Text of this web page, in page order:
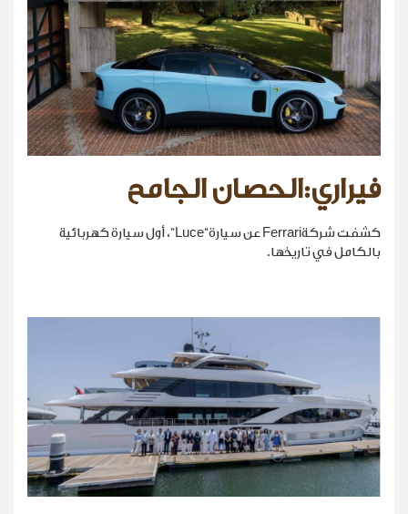
فيراري:الحصان الجامح
كشفت شركةFerrari عن سيارة“Luce”، أول سيارة كهربائية
بالكامل في تاريخها.